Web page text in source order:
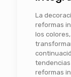
La
reformas
los
reformas